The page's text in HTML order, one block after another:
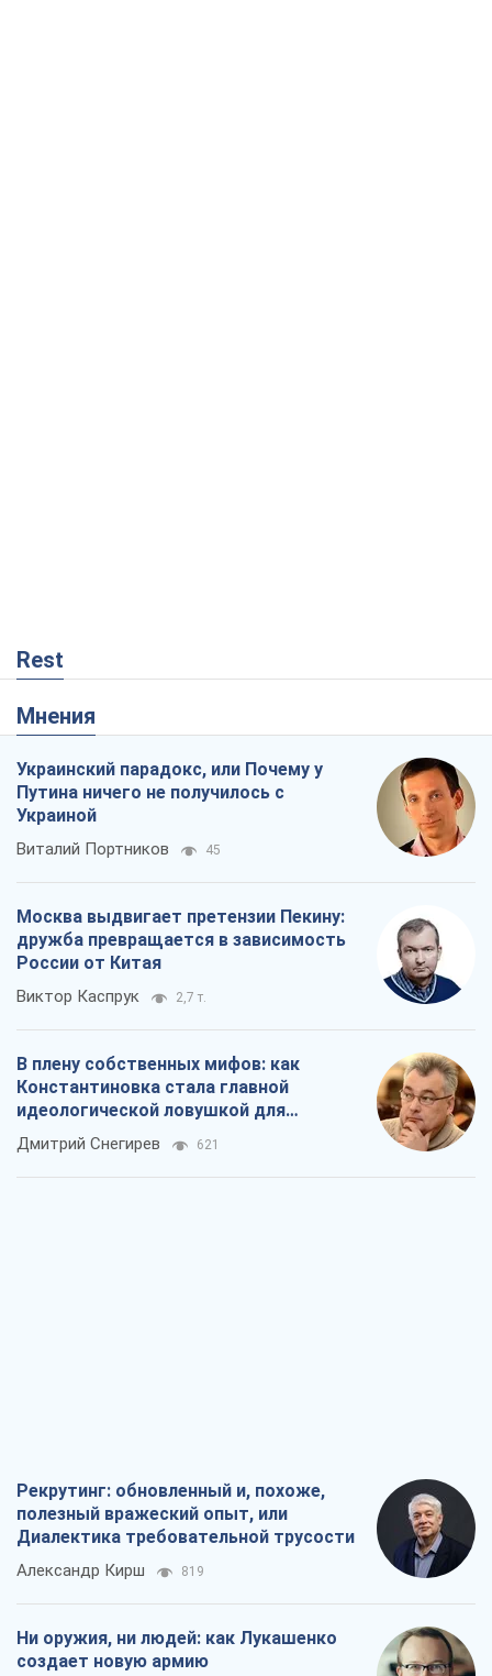
Rest
Мнения
Украинский парадокс, или Почему у
Путина ничего не получилось с
Украиной
Виталий Портников 45
Москва выдвигает претензии Пекину:
дружба превращается в зависимость
России от Китая
Виктор Каспрук 2,7 т.
В плену собственных мифов: как
Константиновка стала главной
идеологической ловушкой для
российских оккупантов
Дмитрий Снегирев 621
Рекрутинг: обновленный и, похоже,
полезный вражеский опыт, или
Диалектика требовательной трусости
Александр Кирш 819
Ни оружия, ни людей: как Лукашенко
создает новую армию